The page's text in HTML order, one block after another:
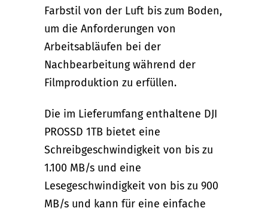
Farbstil von der Luft bis zum Boden,
um die Anforderungen von
Arbeitsabläufen bei der
Nachbearbeitung während der
Filmproduktion zu erfüllen.
Die im Lieferumfang enthaltene DJI
PROSSD 1TB bietet eine
Schreibgeschwindigkeit von bis zu
1.100 MB/s und eine
Lesegeschwindigkeit von bis zu 900
MB/s und kann für eine einfache